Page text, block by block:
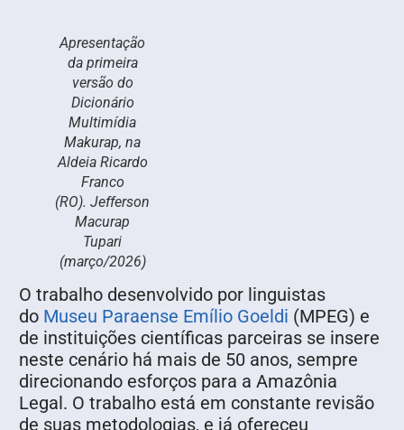
Apresentação
da primeira
versão do
Dicionário
Multimídia
Makurap, na
Aldeia Ricardo
Franco
(RO). Jefferson
Macurap
Tupari
(março/2026)
O trabalho desenvolvido por linguistas
do Museu Paraense Emílio Goeldi (MPEG) e
de instituições científicas parceiras se insere
neste cenário há mais de 50 anos, sempre
direcionando esforços para a Amazônia
Legal. O trabalho está em constante revisão
de suas metodologias, e já ofereceu